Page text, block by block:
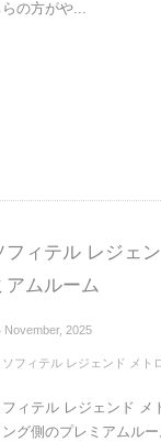
の方がや...
フィテル レジェ
アムルーム
November, 2025
ソフィテル レジェンド メ
ィテル レジェンド メ
グ側のプレミアムル